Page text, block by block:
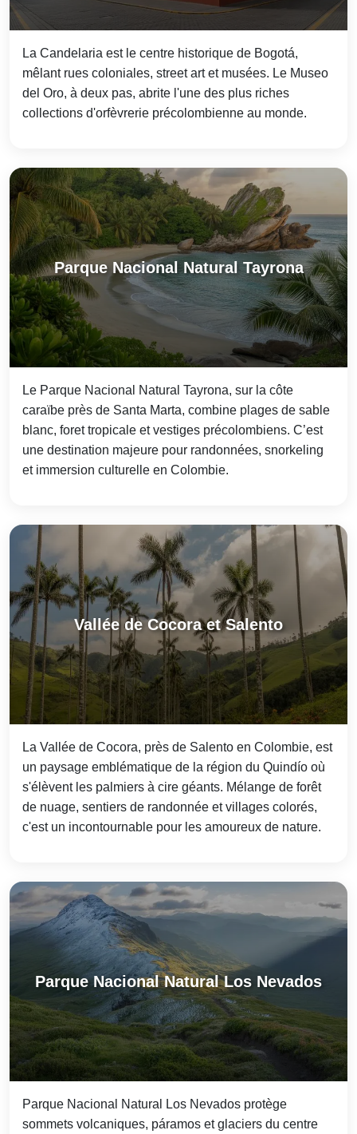
La Candelaria est le centre historique de Bogotá,
mêlant rues coloniales, street art et musées. Le Museo
del Oro, à deux pas, abrite l'une des plus riches
collections d'orfèvrerie précolombienne au monde.
Parque Nacional Natural Tayrona
Le Parque Nacional Natural Tayrona, sur la côte
caraïbe près de Santa Marta, combine plages de sable
blanc, foret tropicale et vestiges précolombiens. C’est
une destination majeure pour randonnées, snorkeling
et immersion culturelle en Colombie.
Vallée de Cocora et Salento
La Vallée de Cocora, près de Salento en Colombie, est
un paysage emblématique de la région du Quindío où
s'élèvent les palmiers à cire géants. Mélange de forêt
de nuage, sentiers de randonnée et villages colorés,
c'est un incontournable pour les amoureux de nature.
Parque Nacional Natural Los Nevados
Parque Nacional Natural Los Nevados protège
sommets volcaniques, páramos et glaciers du centre